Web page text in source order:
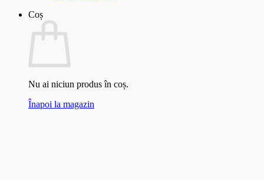
Coș
Nu ai niciun produs în coș.
Înapoi la magazin